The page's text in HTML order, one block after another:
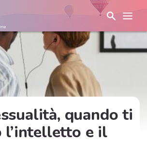
quando ti
l’intelletto e il